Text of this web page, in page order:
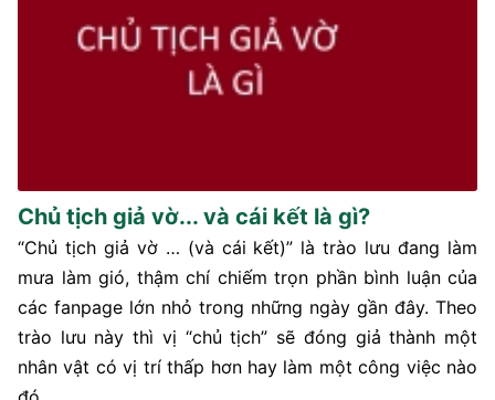
Chủ tịch giả vờ... và cái kết là gì?
“Chủ tịch giả vờ … (và cái kết)” là trào lưu đang làm
mưa làm gió, thậm chí chiếm trọn phần bình luận của
các fanpage lớn nhỏ trong những ngày gần đây. Theo
trào lưu này thì vị “chủ tịch” sẽ đóng giả thành một
nhân vật có vị trí thấp hơn hay làm một công việc nào